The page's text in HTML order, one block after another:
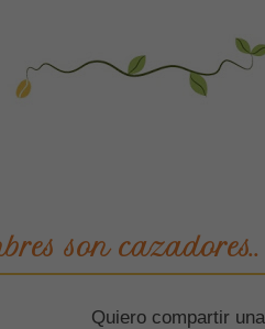
son
Quiero compartir